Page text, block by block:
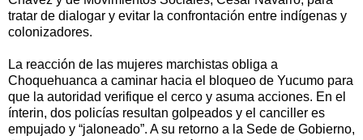
tratar de dialogar y evitar la confrontación entre indígenas y
colonizadores.
La reacción de las mujeres marchistas obliga a
Choquehuanca a caminar hacia el bloqueo de Yucumo para
que la autoridad verifique el cerco y asuma acciones. En el
ínterin, dos policías resultan golpeados y el canciller es
empujado y “jaloneado”. A su retorno a la Sede de Gobierno,